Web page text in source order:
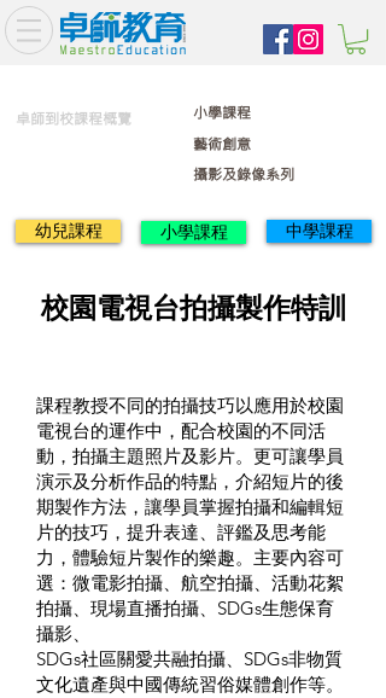
卓師到校課程概覽
藝術創意
攝影及錄像系列
小學課程
幼兒課程 小學課程 中學課程
課程教授不同的拍攝技巧以應用於校園
電視台的運作中，配合校園的不同活
動，拍攝主題照片及影片。更可讓學員
演示及分析作品的特點，介紹短片的後
期製作方法，讓學員掌握拍攝和編輯短
片的技巧，提升表達、評鑑及思考能
力，體驗短片製作的樂趣。主要內容可
選：微電影拍攝、航空拍攝、活動花絮
拍攝、現場直播拍攝、SDGs生態保育
攝影、
SDGs社區關愛共融拍攝、SDGs非物質
文化遺產與中國傳統習俗媒體創作等。
校園電視台拍攝製作特訓